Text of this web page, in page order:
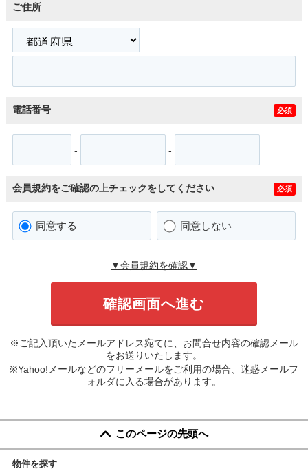
ご住所
電話番号 必須
- -
会員規約をご確認の上チェックをしてください 必須
同意する 同意しない
▼会員規約を確認▼
※ご記入頂いたメールアドレス宛てに、お問合せ内容の確認メール
をお送りいたします。
※Yahoo!メールなどのフリーメールをご利用の場合、迷惑メールフ
ォルダに入る場合があります。
このページの先頭へ
物件を探す